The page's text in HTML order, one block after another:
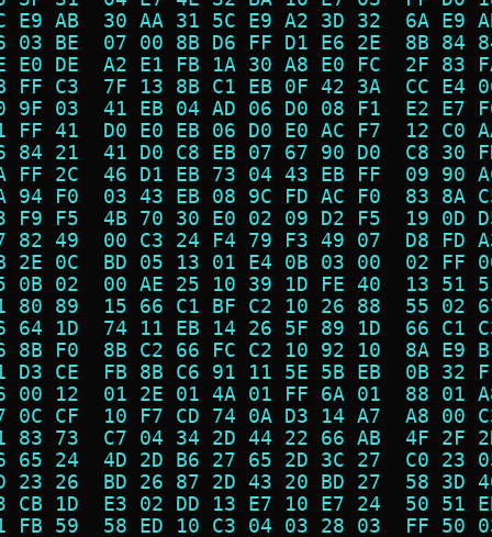
E9 AB  30 AA 31 5C E9 A2 3D 32  6A
03 BE  07 00 8B D6 FF D1 E6 2E  8B
E0 DE  A2 E1 FB 1A 30 A8 E0 FC  2F
FF C3  7F 13 8B C1 EB 0F 42 3A  CC
9F 03  41 EB 04 AD 06 D0 08 F1  E2
FF 41  D0 E0 EB 06 D0 E0 AC F7  12
84 21  41 D0 C8 EB 07 67 90 D0  C8
FF 2C  46 D1 EB 73 04 43 EB FF  09
94 F0  03 43 EB 08 9C FD AC F0  83
F9 F5  4B 70 30 E0 02 09 D2 F5  19
82 49  00 C3 24 F4 79 F3 49 07  D8
2E 0C  BD 05 13 01 E4 0B 03 00  02
0B 02  00 AE 25 10 39 1D FE 40  13
80 89  15 66 C1 BF C2 10 26 88  55
64 1D  74 11 EB 14 26 5F 89 1D  66
8B F0  8B C2 66 FC C2 10 92 10  8A
D3 CE  FB 8B C6 91 11 5E 5B EB  0B
00 12  01 2E 01 4A 01 FF 6A 01  88
0C CF  10 F7 CD 74 0A D3 14 A7  A8
83 73  C7 04 34 2D 44 22 66 AB  4F
65 24  4D 2D B6 27 65 2D 3C 27  C0
23 26  BD 26 87 2D 43 20 BD 27  58
CB 1D  E3 02 DD 13 E7 10 E7 24  50
FB 59  58 ED 10 C3 04 03 28 03  FF